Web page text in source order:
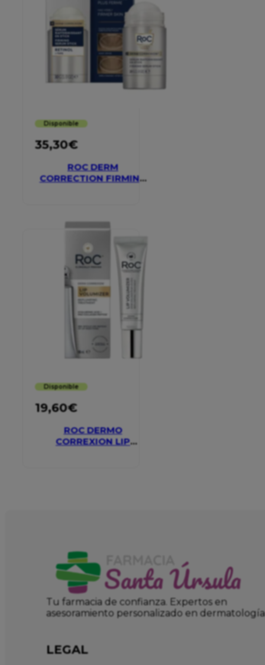
Disponible
35,30€
ROC DERM
CORRECTION FIRMING
Disponible
19,60€
ROC DERMO
CORREXION LIP
Tu farmacia de confianza. Expertos en
asesoramiento personalizado en dermatología
LEGAL